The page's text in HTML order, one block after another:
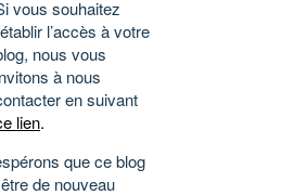
vous souhaitez
l’accès à votre
nous vous
à nous
en suivant
lien.
que ce blog
de nouveau